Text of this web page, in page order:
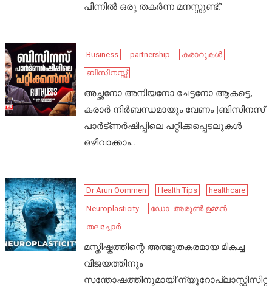
പിന്നിൽ ഒരു തകർന്ന മനസ്സുണ്ട്.”
Business partnership
കരാറുകൾ
ബിസിനസ്സ്
അച്ഛനോ അനിയനോ ചേട്ടനോ ആകട്ടെ,
കരാർ നിർബന്ധമായും വേണം |ബിസിനസ്
പാർട്ണർഷിപ്പിലെ പറ്റിക്കപ്പെടലുകൾ
ഒഴിവാക്കാം..
Dr Arun Oommen Health Tips
healthcare
Neuroplasticity
ഡോ .അരുൺ ഉമ്മൻ
തലച്ചോർ
മസ്തിഷ്കത്തിന്റെ അത്ഭുതകരമായ മികച്ച
വിജയത്തിനും
സന്തോഷത്തിനുമായി’ന്യൂറോപ്ലാസ്റ്റിസിറ്റി’